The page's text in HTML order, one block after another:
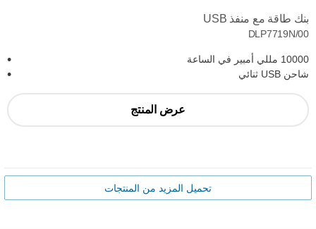
بنك طاقة مع منفذ USB
DLP7719N/00
10000 مللي أمبير في الساعة
شاحن USB ثنائي
عرض المنتج
تحميل المزيد من المنتجات